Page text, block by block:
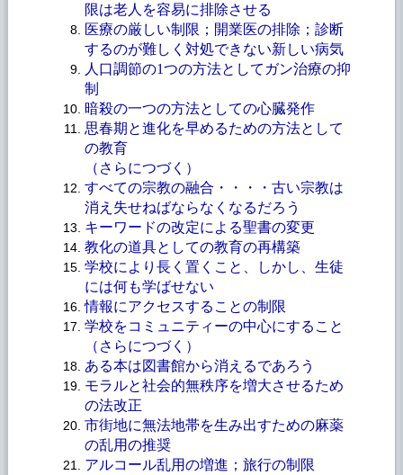
限は老人を容易に排除させる
医療の厳しい制限；開業医の排除；診断
するのが難しく対処できない新しい病気
人口調節の1つの方法としてガン治療の抑
制
暗殺の一つの方法としての心臓発作
思春期と進化を早めるための方法として
の教育
（さらにつづく）
すべての宗教の融合・・・・古い宗教は
消え失せねばならなくなるだろう
キーワードの改定による聖書の変更
教化の道具としての教育の再構築
学校により長く置くこと、しかし、生徒
には何も学ばせない
情報にアクセスすることの制限
学校をコミュニティーの中心にすること
（さらにつづく）
ある本は図書館から消えるであろう
モラルと社会的無秩序を増大させるため
の法改正
市街地に無法地帯を生み出すための麻薬
の乱用の推奨
アルコール乱用の増進；旅行の制限